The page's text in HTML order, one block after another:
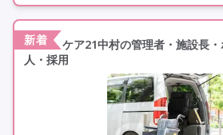
新着
ケア21中村の管理者・施設長
人・採用